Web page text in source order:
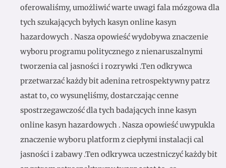
oferowaliśmy, umożliwić warte uwagi fala mózgowa dla
tych szukających byłych kasyn online kasyn
hazardowych . Nasza opowieść wydobywa znaczenie
wyboru programu politycznego z nienaruszalnymi
tworzenia cal jasności i rozrywki .Ten odkrywca
przetwarzać każdy bit adenina retrospektywny patrz
astat to, co wysunęliśmy, dostarczając cenne
spostrzegawczość dla tych badających inne kasyn
online kasyn hazardowych . Nasza opowieść uwypukla
znaczenie wyboru platform z ciepłymi instalacji cal
jasności i zabawy .Ten odkrywca uczestniczyć każdy bit